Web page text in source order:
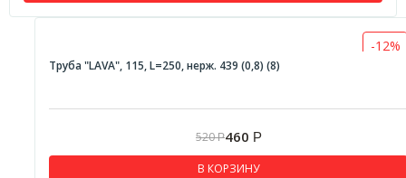
-12%
Труба "LAVA", 115, L=250, нерж. 439 (0,8) (8)
520Р460 Р
В КОРЗИНУ